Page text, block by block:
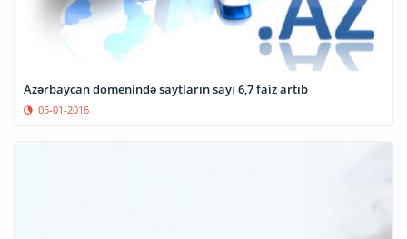
Azərbaycan domenində saytların sayı 6,7 faiz artıb
05-01-2016